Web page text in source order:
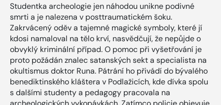
Studentka archeologie jen náhodou unikne podivné
smrti a je nalezena v posttraumatickém šoku.
Zakrvácený oděv a tajemné magické symboly, které jí
kdosi namaloval na tělo krví, nasvědčují, že nepůjde o
obvyklý kriminální případ. O pomoc při vyšetřování je
proto požádán znalec satanských sekt a specialista na
okultismus doktor Runa. Pátrání ho přivádí do bývalého
benediktinského kláštera v Podlažicích, kde dívka spolu
s dalšími studenty a pedagogy pracovala na